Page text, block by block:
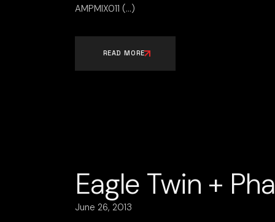
AMPMIX011
READ MORE
Eagle Twin +
June 26, 2013